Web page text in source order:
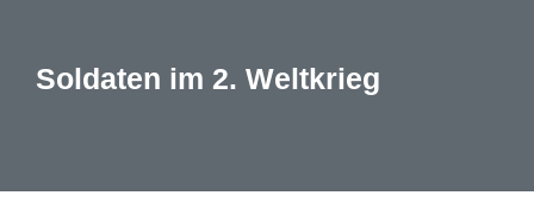
Soldaten im 2. Weltkrieg